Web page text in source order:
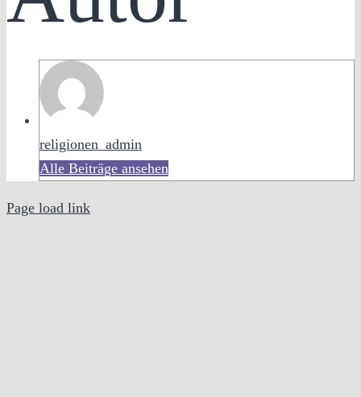
religionen_admin
Alle Beiträge ansehen
Page load link